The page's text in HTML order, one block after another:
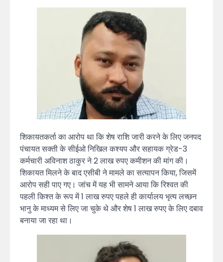
शिकायतकर्ता का आरोप था कि शेष राशि जारी करने के लिए जनपद
पंचायत सक्ती के सीईओ निखिल कश्यप और सहायक ग्रेड-3
कर्मचारी अविनाश ठाकुर ने 2 लाख रुपए कमीशन की मांग की।
शिकायत मिलने के बाद एसीबी ने मामले का सत्यापन किया, जिसमें
आरोप सही पाए गए। जांच में यह भी सामने आया कि रिश्वत की
पहली किश्त के रूप में 1 लाख रुपए पहले ही कार्यालय भृत्य लच्छन
भानु के माध्यम से लिए जा चुके थे और शेष 1 लाख रुपए के लिए दबाव
बनाया जा रहा था।